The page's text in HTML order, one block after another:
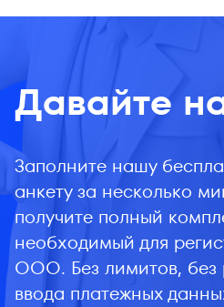
Давайте
Заполните нашу
анкету за несколько
получите полный
необходимый для
ООО. Без лимитов, без
ввода платежных